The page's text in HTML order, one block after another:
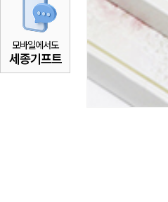
모바일에서도
세종기프트